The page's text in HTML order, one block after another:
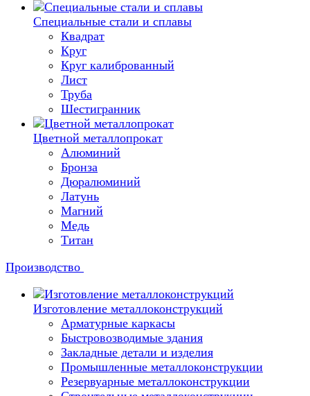
Специальные стали и сплавы
Квадрат
Круг
Круг калиброванный
Лист
Труба
Шестигранник
Цветной металлопрокат
Алюминий
Бронза
Дюралюминий
Латунь
Магний
Медь
Титан
Производство
Изготовление металлоконструкций
Арматурные каркасы
Быстровозводимые здания
Закладные детали и изделия
Промышленные металлоконструкции
Резервуарные металлоконструкции